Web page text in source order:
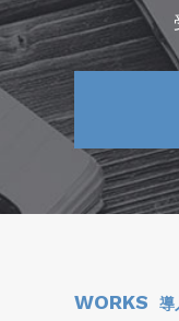
WORKS 導